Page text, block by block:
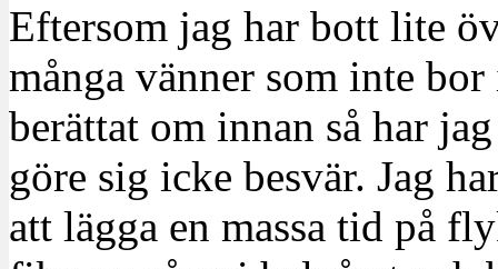
Eftersom jag har bott lite
många vänner som inte
berättat om innan så har
göre sig icke besvär. Jag
att lägga en massa tid på